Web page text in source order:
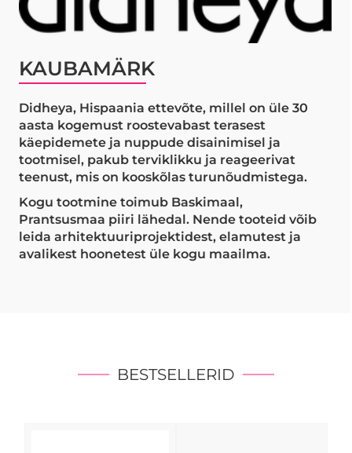
KAUBAMÄRK
Didheya, Hispaania ettevõte, millel on üle 30
aasta kogemust roostevabast terasest
käepidemete ja nuppude disainimisel ja
tootmisel, pakub terviklikku ja reageerivat
teenust, mis on kooskõlas turunõudmistega.
Kogu tootmine toimub Baskimaal,
Prantsusmaa piiri lähedal. Nende tooteid võib
leida arhitektuuriprojektidest, elamutest ja
avalikest hoonetest üle kogu maailma.
BESTSELLERID